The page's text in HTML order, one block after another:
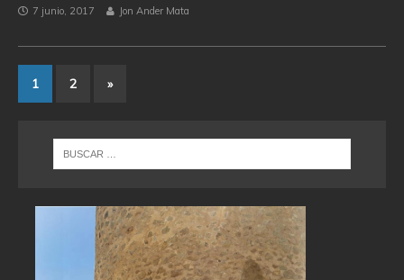
7 junio, 2017 Jon Ander Mata
1 2 »